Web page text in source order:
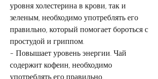
уровня холестерина в крови, так и
зеленым, необходимо употреблять его
правильно, который помогает бороться с
простудой и гриппом.
- Повышает уровень энергии. Чай
содержит кофеин, необходимо
употреблять его правильно.